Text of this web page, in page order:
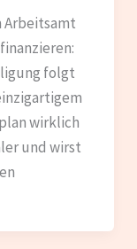
Arbeitsamt
folgt
wirklich
und wirst